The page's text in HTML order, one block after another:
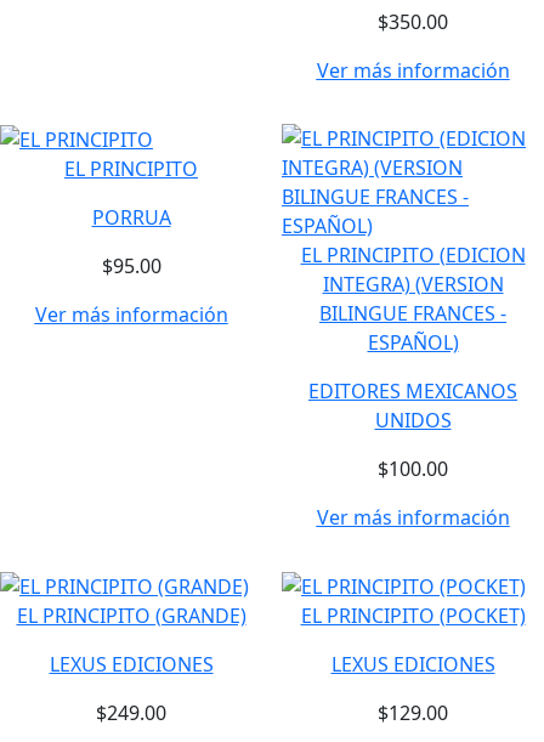
$350.00
Ver más información
EL PRINCIPITO
PORRUA
$95.00
Ver más información
EL PRINCIPITO (EDICION
INTEGRA) (VERSION
BILINGUE FRANCES -
ESPAÑOL)
EDITORES MEXICANOS
UNIDOS
$100.00
Ver más información
EL PRINCIPITO (GRANDE)
LEXUS EDICIONES
$249.00
EL PRINCIPITO (POCKET)
LEXUS EDICIONES
$129.00